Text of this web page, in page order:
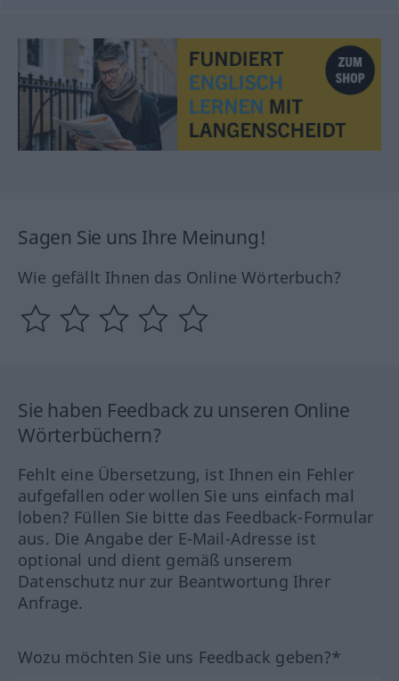
Sagen Sie uns Ihre Meinung!
Wie gefällt Ihnen das Online Wörterbuch?
Sie haben Feedback zu unseren Online
Wörterbüchern?
Fehlt eine Übersetzung, ist Ihnen ein Fehler
aufgefallen oder wollen Sie uns einfach mal
loben? Füllen Sie bitte das Feedback-Formular
aus. Die Angabe der E-Mail-Adresse ist
optional und dient gemäß unserem
Datenschutz nur zur Beantwortung Ihrer
Anfrage.
Wozu möchten Sie uns Feedback geben?*